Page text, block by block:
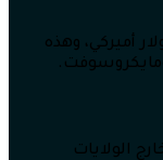
7.51 تريليون دولار أميركي، وهذه
الولايات